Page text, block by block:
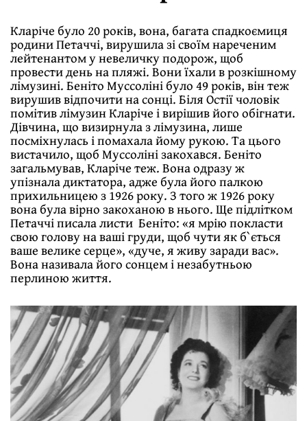
Кларіче було 20 років, вона, багата спадкоємиця
родини Петаччі, вирушила зі своїм нареченим
лейтенантом у невеличку подорож, щоб
провести день на пляжі. Вони їхали в розкішному
лімузині. Беніто Муссоліні було 49 років, він теж
вирушив відпочити на сонці. Біля Остії чоловік
помітив лімузин Кларіче і вирішив його обігнати.
Дівчина, що визирнула з лімузина, лише
посміхнулась і помахала йому рукою. Та цього
вистачило, щоб Муссоліні закохався. Беніто
загальмував, Кларіче теж. Вона одразу ж
упізнала диктатора, адже була його палкою
прихильницею з 1926 року. З того ж 1926 року
вона була вірно закоханою в нього. Ще підлітком
Петаччі писала листи Беніто: «я мрію покласти
свою голову на ваші груди, щоб чути як б`ється
ваше велике серце», «дуче, я живу заради вас».
Вона називала його сонцем і незабутньою
перлиною життя.